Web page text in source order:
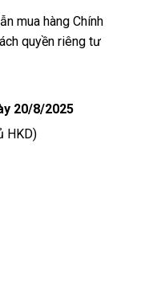
mua hàng Chính
quyền riêng tư
20/8/2025
HKD)